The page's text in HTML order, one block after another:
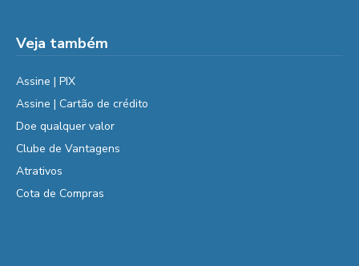
Veja também
Assine | PIX
Assine | Cartão de crédito
Doe qualquer valor
Clube de Vantagens
Atrativos
Cota de Compras